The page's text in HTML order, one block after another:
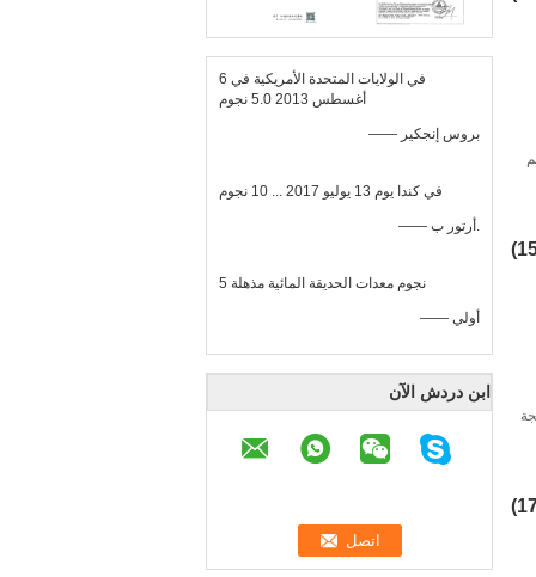
في الولايات المتحدة الأمريكية في 6
أغسطس 2013 5.0 نجوم
—— بروس إنجكير
في كندا يوم 13 يوليو 2017 ... 10 نجوم
—— أرتور ب.
5 نجوم معدات الحديقة المائية مذهلة
—— أولي
ابن دردش الآن
0.3 مم